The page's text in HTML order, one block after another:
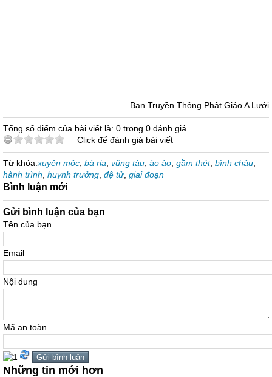
Ban Truyền Thông Phật Giáo A Lưới
Tổng số điểm của bài viết là: 0 trong 0 đánh giá
Click để đánh giá bài viết
Từ khóa:xuyên mộc bà rịa vũng tàu ào ào gầm thét, bình châu
hành trình huynh trưởng đệ tử, giai đoạn
Bình luận mới
Gửi bình luận của bạn
Tên của bạn
Email
Nội dung
Mã an toàn
Những tin mới hơn